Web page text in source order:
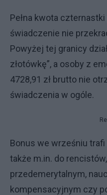
Pełna kwota
świadczenie nie
Powyżej tej granicy
złotówkę”, a osoby z
4728,91 zł brutto nie
świadczenia w ogóle.
Bonus we wrześniu
także m.in. do
przedemerytalnym,
kompensacyjnym czy